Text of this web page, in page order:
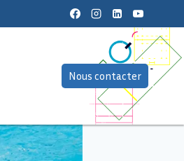
Nous contacter